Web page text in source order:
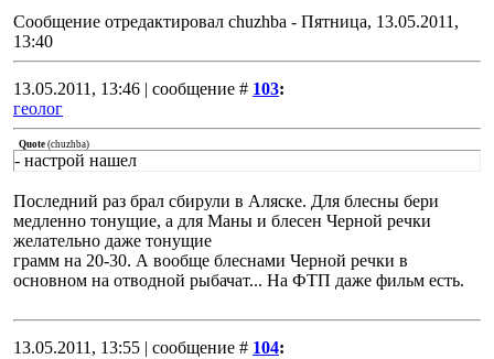
Сообщение отредактировал chuzhba - Пятница, 13.05.2011,
13:40
13.05.2011, 13:46 | сообщение # 103:
геолог
Quote (chuzhba)
- настрой нашел
Последний раз брал сбирули в Аляске. Для блесны бери
медленно тонущие, а для Маны и блесен Черной речки
желательно даже тонущие
грамм на 20-30. А вообще блеснами Черной речки в
основном на отводной рыбачат... На ФТП даже фильм есть.
13.05.2011, 13:55 | сообщение # 104: